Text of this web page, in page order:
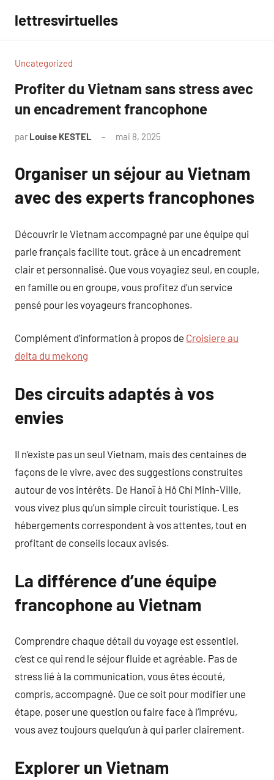
contenu
lettresvirtuelles
Uncategorized
Profiter du Vietnam sans stress avec
un encadrement francophone
par Louise KESTEL mai 8, 2025
Organiser un séjour au Vietnam
avec des experts francophones
Découvrir le Vietnam accompagné par une équipe qui
parle français facilite tout, grâce à un encadrement
clair et personnalisé. Que vous voyagiez seul, en couple,
en famille ou en groupe, vous profitez d’un service
pensé pour les voyageurs francophones.
Complément d’information à propos de Croisiere au
delta du mekong
Des circuits adaptés à vos
envies
Il n’existe pas un seul Vietnam, mais des centaines de
façons de le vivre, avec des suggestions construites
autour de vos intérêts. De Hanoï à Hô Chi Minh-Ville,
vous vivez plus qu’un simple circuit touristique. Les
hébergements correspondent à vos attentes, tout en
profitant de conseils locaux avisés.
La différence d’une équipe
francophone au Vietnam
Comprendre chaque détail du voyage est essentiel,
c’est ce qui rend le séjour fluide et agréable. Pas de
stress lié à la communication, vous êtes écouté,
compris, accompagné. Que ce soit pour modifier une
étape, poser une question ou faire face à l’imprévu,
vous avez toujours quelqu’un à qui parler clairement.
Explorer un Vietnam